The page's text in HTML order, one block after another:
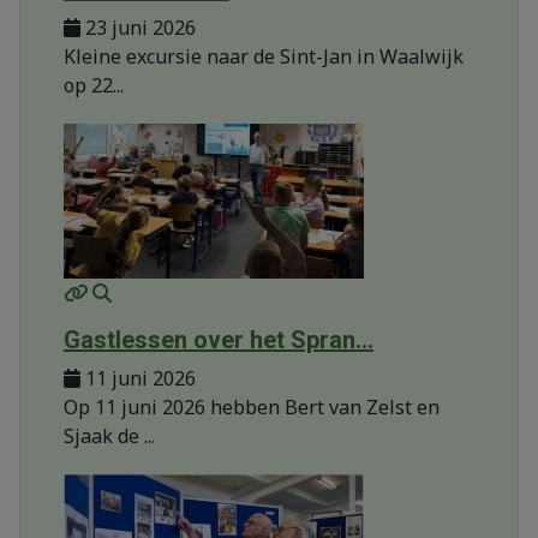
23 juni 2026
Kleine excursie naar de Sint-Jan in Waalwijk
op 22...
MOD_JTCS_VIEW_ARTICLE_LINK
Gastlessen over het Spran...
11 juni 2026
Op 11 juni 2026 hebben Bert van Zelst en
Sjaak de ...